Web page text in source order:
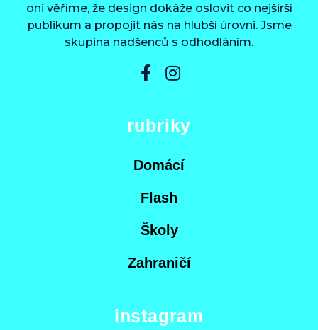
oni věříme, že design dokáže oslovit co nejširší
publikum a propojit nás na hlubší úrovni. Jsme
skupina nadšenců s odhodláním.
rubriky
Domácí
Flash
Školy
Zahraničí
instagram